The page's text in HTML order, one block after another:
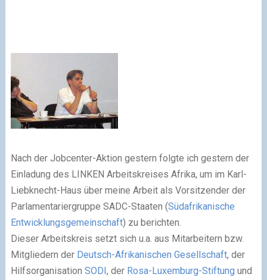
Nach der Jobcenter-Aktion gestern folgte ich gestern der
Einladung des LINKEN Arbeitskreises Afrika, um im Karl-
Liebknecht-Haus über meine Arbeit als Vorsitzender der
Parlamentariergruppe SADC-Staaten (Südafrikanische
Entwicklungsgemeinschaft) zu berichten.
Dieser Arbeitskreis setzt sich u.a. aus Mitarbeitern bzw.
Mitgliedern der Deutsch-Afrikanischen Gesellschaft, der
Hilfsorganisation SODI, der Rosa-Luxemburg-Stiftung und